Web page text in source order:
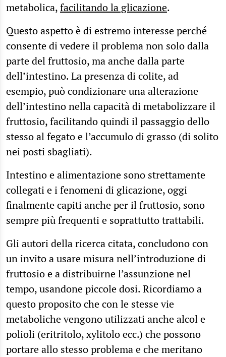
metabolica,facilitando la glicazione.
Questo aspetto è di estremo interesse perché
consente di vedere il problema non solo dalla
parte del fruttosio, ma anche dalla parte
dell’intestino. La presenza di colite, ad
esempio, può condizionare una alterazione
dell’intestino nella capacità di metabolizzare il
fruttosio, facilitando quindi il passaggio dello
stesso al fegato e l’accumulo di grasso (di solito
nei posti sbagliati).
Intestino e alimentazione sono strettamente
collegati e i fenomeni di glicazione, oggi
finalmente capiti anche per il fruttosio, sono
sempre più frequenti e soprattutto trattabili.
Gli autori della ricerca citata, concludono con
un invito a usare misura nell’introduzione di
fruttosio e a distribuirne l’assunzione nel
tempo, usandone piccole dosi. Ricordiamo a
questo proposito che con le stesse vie
metaboliche vengono utilizzati anche alcol e
polioli (eritritolo, xylitolo ecc.) che possono
portare allo stesso problema e che meritano